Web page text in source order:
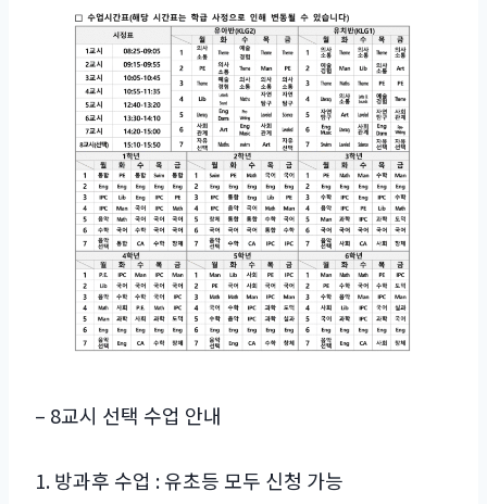
– 8교시 선택 수업 안내
1. 방과후 수업 : 유초등 모두 신청 가능